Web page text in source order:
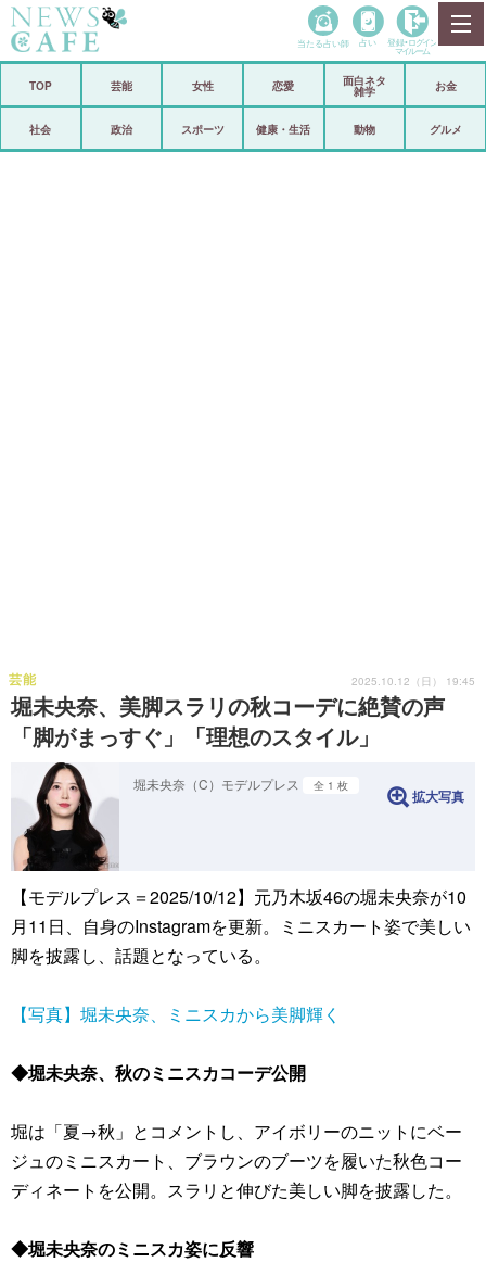
政治
当たる占い師 占い 登録• ログイン
マイルーム
TOP 芸能 女性 恋愛
面白ネタ
雑学
お金
社会 政治 スポーツ 健康・生活 動物 グルメ
堀未央奈、美脚スラリの秋コーデに絶賛の声
「脚がまっすぐ」「理想のスタイル」
芸能 2025.10.12（日） 19:45
堀未央奈（C）モデルプレス 全 1 枚
拡大写真
【モデルプレス＝2025/10/12】元乃木坂46の堀未央奈が10
月11日、自身のInstagramを更新。ミニスカート姿で美しい
脚を披露し、話題となっている。
【写真】堀未央奈、ミニスカから美脚輝く
◆堀未央奈、秋のミニスカコーデ公開
堀は「夏→秋」とコメントし、アイボリーのニットにベー
ジュのミニスカート、ブラウンのブーツを履いた秋色コー
ディネートを公開。スラリと伸びた美しい脚を披露した。
◆堀未央奈のミニスカ姿に反響